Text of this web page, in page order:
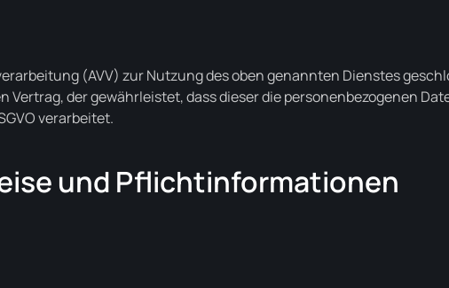
(AVV) zur Nutzung des oben genannten Dienstes
der gewährleistet, dass dieser die personenbezogenen
verarbeitet.
und Pflicht­informationen